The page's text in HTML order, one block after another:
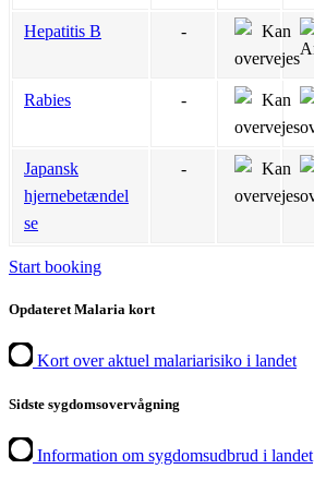
Hepatitis B -
Rabies -
Japansk
hjernebetændel
se
-
Start booking
Opdateret Malaria kort
Kort over aktuel malariarisiko i landet
Sidste sygdomsovervågning
Information om sygdomsudbrud i landet